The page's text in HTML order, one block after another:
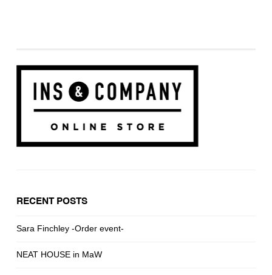
RECENT POSTS
Sara Finchley -Order event-
NEAT HOUSE in MaW